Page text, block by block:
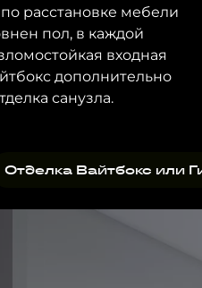
расстановке мебели
пол, в каждой
входная
дополнительно
санузла.
Отделка Вайтбокс или